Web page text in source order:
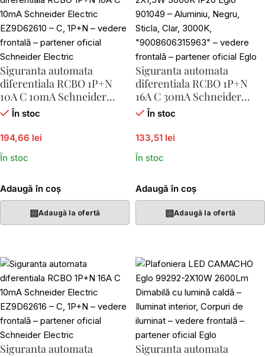
Siguranta automata
diferentiala RCBO 1P+N
10A C 10mA Schneider
Electric EZ9D62610
În stoc
194,66 lei
În stoc
Adaugă în coș
▤Adaugă la ofertă
Siguranta automata
diferentiala RCBO 1P+N
16A C 30mA Schneider
Electric EZ9D32616
În stoc
133,51 lei
În stoc
Adaugă în coș
▤Adaugă la ofertă
Siguranta automata
Siguranta automata